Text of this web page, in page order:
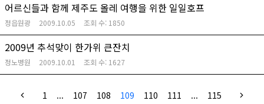
어르신들과 함께 제주도 올레 여행을 위한 일일호프
정읍원광 2009.10.05 조회 수: 1850
2009년 추석맞이 한가위 큰잔치
정노병원 2009.10.01 조회 수: 1627
1 ... 107 108 109 110 111 ... 115